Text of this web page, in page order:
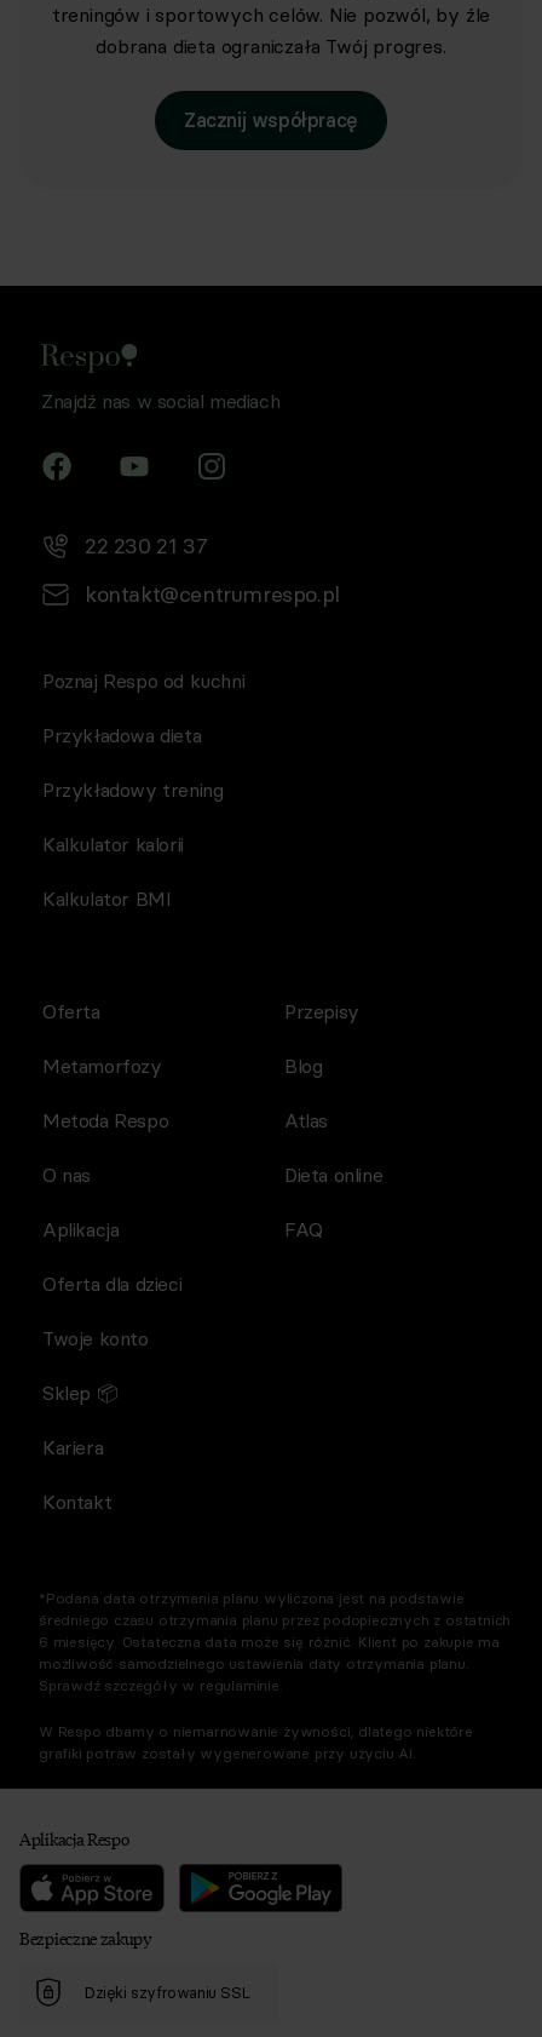
treningów i sportowych celów. Nie pozwól, by źle
dobrana dieta ograniczała Twój progres.
Zacznij współpracę
Znajdź nas w social mediach
22 230 21 37
kontakt@centrumrespo.pl
Poznaj Respo od kuchni
Przykładowa dieta
Przykładowy trening
Kalkulator kalorii
Kalkulator BMI
Oferta
Metamorfozy
Metoda Respo
O nas
Aplikacja
Przepisy
Blog
Atlas
Dieta online
FAQ
Oferta dla dzieci
Twoje konto
Sklep 📦
Kariera
Kontakt
*Podana data otrzymania planu wyliczona jest na podstawie
średniego czasu otrzymania planu przez podopiecznych z ostatnich
6 miesięcy. Ostateczna data może się różnić. Klient po zakupie ma
możliwość samodzielnego ustawienia daty otrzymania planu.
Sprawdź szczegóły w regulaminie.
W Respo dbamy o niemarnowanie żywności, dlatego niektóre
grafiki potraw zostały wygenerowane przy użyciu AI.
Aplikacja Respo
Bezpieczne zakupy
Dzięki szyfrowaniu SSL